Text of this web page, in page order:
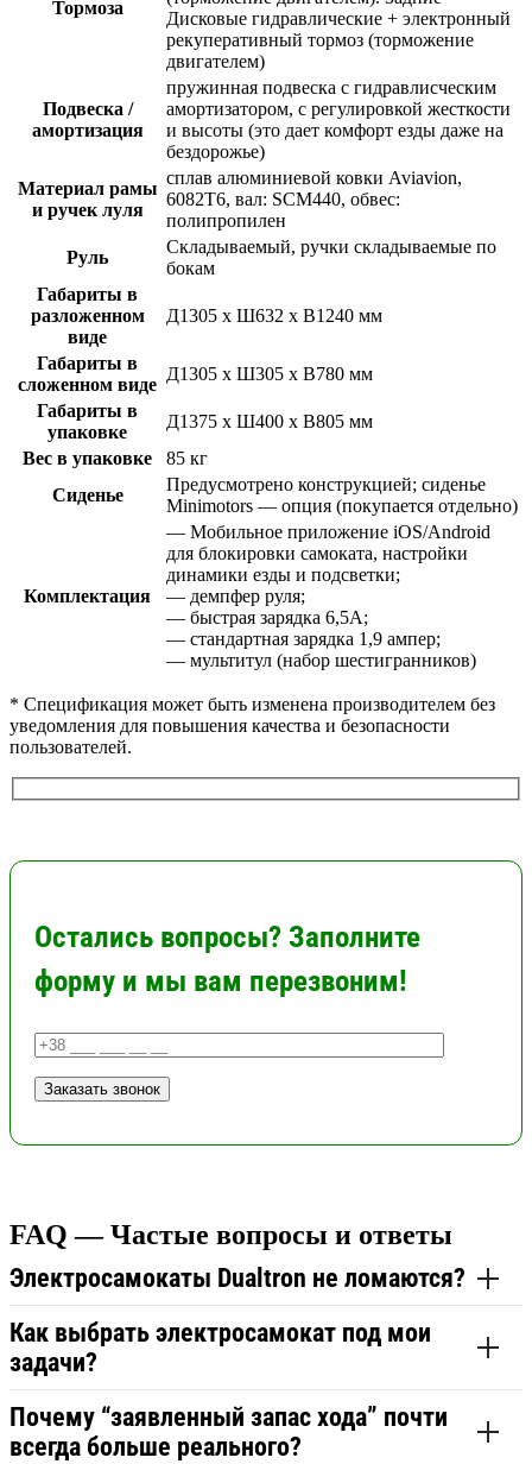
Тормоза
Дисковые гидравлические + электронный
рекуперативный тормоз (торможение
двигателем)
Подвеска /
амортизация
пружинная подвеска с гидравлисческим
амортизатором, с регулировкой жесткости
и высоты (это дает комфорт езды даже на
бездорожье)
Материал рамы
и ручек луля
сплав алюминиевой ковки Aviavion,
6082T6, вал: SCM440, обвес:
полипропилен
Руль
Складываемый, ручки cкладываемые по
бокам
Габариты в
разложенном
виде
Д1305 х Ш632 х В1240 мм
Габариты в
сложенном виде
Д1305 х Ш305 х В780 мм
Габариты в
упаковке
Д1375 х Ш400 х В805 мм
Вес в упаковке
85 кг
Сиденье
Предусмотрено конструкцией; сиденье
Minimotors — опция (покупается отдельно)
Комплектация
— Мобильное приложение iOS/Android
для блокировки самоката, настройки
динамики езды и подсветки;
— демпфер руля;
— быстрая зарядка 6,5A;
— стандартная зарядка 1,9 ампер;
— мультитул (набор шестигранников)
* Спецификация может быть изменена производителем без
уведомления для повышения качества и безопасности
пользователей.
Остались вопросы? Заполните
форму и мы вам перезвоним!
FAQ — Частые вопросы и ответы
Электросамокаты Dualtron не ломаются?
Как выбрать электросамокат под мои
задачи?
Почему “заявленный запас хода” почти
всегда больше реального?